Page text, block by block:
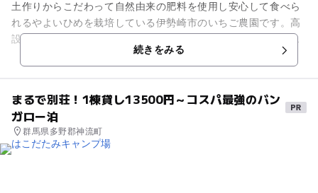
土作りからこだわって自然由来の肥料を使用し安心して食べら
れるやよいひめを栽培している伊勢崎市のいちご農園です。高
設栽培でベビーカーや車椅子でもそのまま入園可能。また、ナ
イター営業も行っているので...続きをみる
まるで別荘！1棟貸し13500円～コスパ最強のバン
ガロー泊
群馬県多野郡神流町